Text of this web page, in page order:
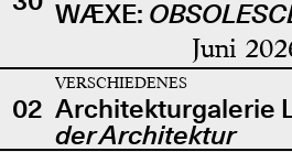
WÆXE:
Juni
02
VERSCHIEDENES
Architekturgalerie
der Architektur